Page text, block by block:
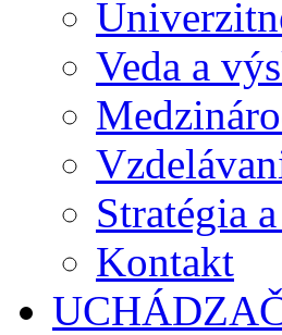
Veda a
Stratégia
Kontakt